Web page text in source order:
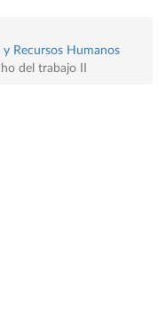
y Recursos Humanos
del trabajo II